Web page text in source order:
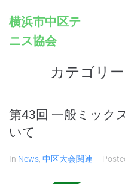
横浜市中区テ
ニス協会
カテゴリ
第43回 一般ミック
いて
In News 中区大会関連